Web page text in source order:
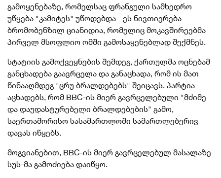
გამოყენებაზე, რომელსაც ფრანგული სამხედრო
უწყება "კამიტეს" უწოდებდა - ეს ნივთიერება
ბრომობენზილ ციანიდია, რომელიც მოკავშირეებმა
პირველ მსოფლიო ომში გამოსაყენებლად შექმნეს.
სტატიის გამოქვეყნების შემდეგ, ქართულმა ოცნებამ
განცხადება გაავრცელა და განაცხადა, რომ ის მათ
წინააღმდეგ "ცრუ ბრალდებებს" შეიცავს. პარტია
აცხადებს, რომ BBC-ის მიერ გავრცელებული "მძიმე
და დაუდასტურებელი ბრალდებების" გამო,
საერთაშორისო სასამართლოში სამართლებერივ
დავას იწყებს.
მოგვიანებით, BBC-ის მიერ გავრცელებულ მასალაზე
სუს-მა გამოძიება დაიწყო.